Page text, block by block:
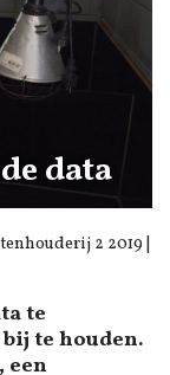
data
2 2019 |
te
te houden.
een